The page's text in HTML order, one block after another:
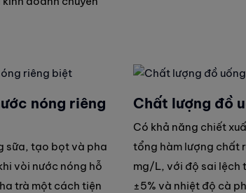
nóng riêng
sữa, tạo bọt và pha
vòi nước nóng hỗ
trà một cách tiện
Chất lượng đồ
Có khả năng chiết
tổng hàm lượng chất
mg/L, với độ sai lệch
±5% và nhiệt độ cà